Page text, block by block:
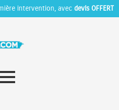
intervention, avec devis OFFERT